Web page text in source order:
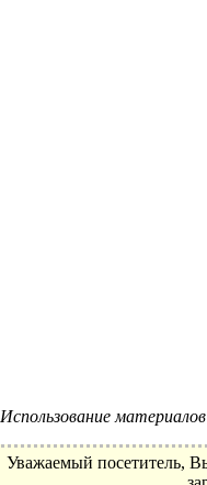
Использование
Уважаемый посетитель,